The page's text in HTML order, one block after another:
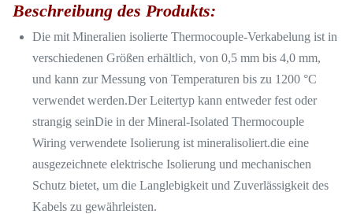
Beschreibung des Produkts:
Die mit Mineralien isolierte Thermocouple-Verkabelung ist in
verschiedenen Größen erhältlich, von 0,5 mm bis 4,0 mm,
und kann zur Messung von Temperaturen bis zu 1200 °C
verwendet werden.Der Leitertyp kann entweder fest oder
strangig seinDie in der Mineral-Isolated Thermocouple
Wiring verwendete Isolierung ist mineralisoliert.die eine
ausgezeichnete elektrische Isolierung und mechanischen
Schutz bietet, um die Langlebigkeit und Zuverlässigkeit des
Kabels zu gewährleisten.